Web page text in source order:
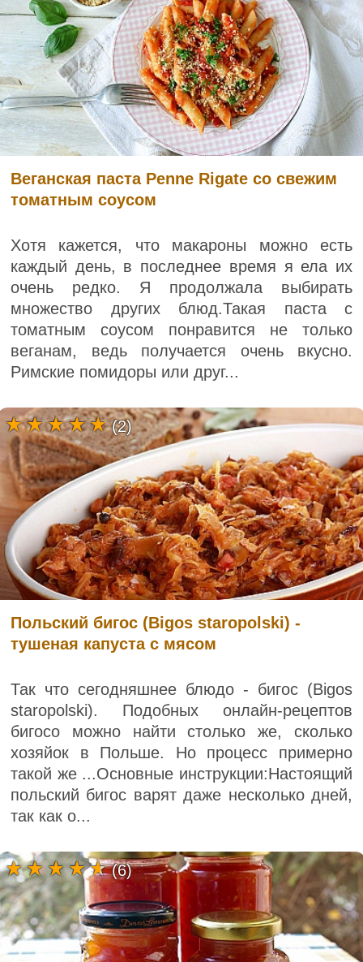
Веганская паста Penne Rigate со свежим
томатным соусом
Хотя кажется, что макароны можно есть
каждый день, в последнее время я ела их
очень редко. Я продолжала выбирать
множество других блюд.Такая паста с
томатным соусом понравится не только
веганам, ведь получается очень вкусно.
Римские помидоры или друг...
Польский бигос (Bigos staropolski) -
тушеная капуста с мясом
Так что сегодняшнее блюдо - бигос (Bigos
staropolski). Подобных онлайн-рецептов
бигосо можно найти столько же, сколько
хозяйок в Польше. Но процесс примерно
такой же ...Основные инструкции:Настоящий
польский бигос варят даже несколько дней,
так как о...
(2)
(6)